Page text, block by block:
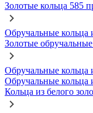
Золотые кольца 585
Обручальные кольца
Золотые обручальные
Обручальные кольца
Обручальные кольца
Кольца из белого